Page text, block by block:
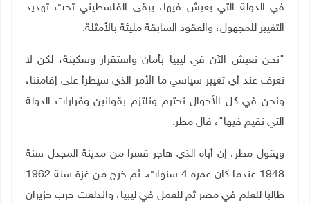
في الدولة التي يعيش فيها، يبقى الفلسطيني تحت تهديد
التغيير للمجهول، والعقود السابقة مليئة بالأمثلة.
"نحن نعيش الآن في ليبيا بأمان واستقرار وسكينة، لكن لا
نعرف عند أي تغيير سياسي ما الأمر الذي سيطرأ على إقامتنا،
ونحن في كل الأحوال نحترم ونلتزم بقوانين وقرارات الدولة
التي نقيم فيها"، قال مطر.
ويقول مطر، إن أباه الذي هاجر قسرا من مدينة المجدل سنة
1948 عندما كان عمره 4 سنوات. ثم خرج من غزة سنة 1962
طالبا للعلم في مصر ثم للعمل في ليبيا، واندلعت حرب حزيران